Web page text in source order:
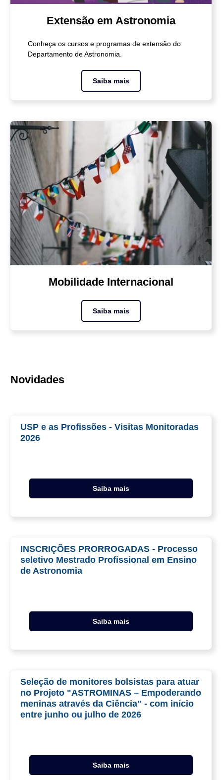
Extensão em Astronomia
Conheça os cursos e programas de extensão do
Departamento de Astronomia.
Saiba mais
Mobilidade Internacional
Saiba mais
Novidades
USP e as Profissões - Visitas Monitoradas
2026
Saiba mais
INSCRIÇÕES PRORROGADAS - Processo
seletivo Mestrado Profissional em Ensino
de Astronomia
Saiba mais
Seleção de monitores bolsistas para atuar
no Projeto "ASTROMINAS – Empoderando
meninas através da Ciência" - com início
entre junho ou julho de 2026
Saiba mais